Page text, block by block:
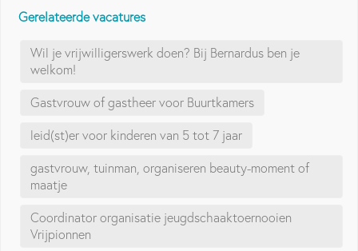
Gerelateerde vacatures
Wil je vrijwilligerswerk doen? Bij Bernardus ben je
welkom!
Gastvrouw of gastheer voor Buurtkamers
leid(st)er voor kinderen van 5 tot 7 jaar
gastvrouw, tuinman, organiseren beauty-moment of
maatje
Coordinator organisatie jeugdschaaktoernooien
Vrijpionnen